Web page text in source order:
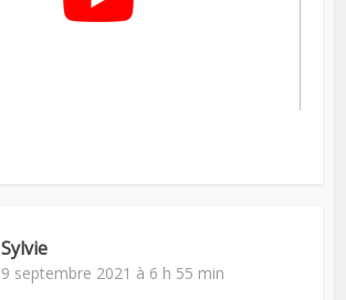
Sylvie
9 septembre 2021 à 6 h 55 min